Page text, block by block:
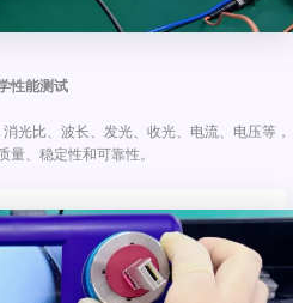
性能测试
光比、波长、发光、收光、电流、电压等，
量、稳定性和可靠性。